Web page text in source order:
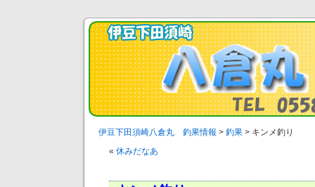
伊豆下田須崎八倉丸 釣果情報 > 釣果 > キンメ釣り
« 休みだなあ